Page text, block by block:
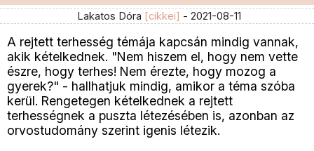
Lakatos Dóra [cikkei] - 2021-08-11
A rejtett terhesség témája kapcsán mindig vannak,
akik kételkednek. "Nem hiszem el, hogy nem vette
észre, hogy terhes! Nem érezte, hogy mozog a
gyerek?" - hallhatjuk mindig, amikor a téma szóba
kerül. Rengetegen kételkednek a rejtett
terhességnek a puszta létezésében is, azonban az
orvostudomány szerint igenis létezik.